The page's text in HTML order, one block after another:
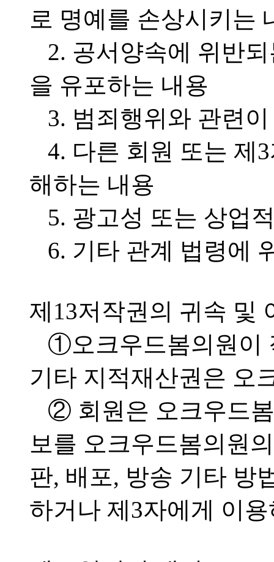
로 명예를 손상시키는
2. 공서양속에 위반
을 유포하는 내용
3. 범죄행위와 관련
4. 다른 회원 또는 제
해하는 내용
5. 광고성 또는 상업
6. 기타 관계 법령에
제13저작권의 귀속 및
①오크우드봄의원이
기타 지적재산권은 오
② 회원은 오크우드
보를 오크우드봄의원
판, 배포, 방송 기타 방
하거나 제3자에게 이